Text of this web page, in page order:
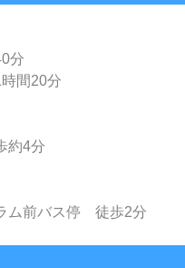
分
間20分
約4分
ム前バス停 徒歩2分